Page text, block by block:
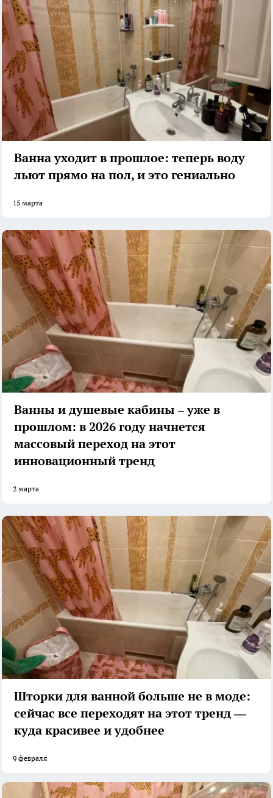
Ванна уходит в прошлое: теперь воду
льют прямо на пол, и это гениально
15 марта
Ванны и душевые кабины – уже в
прошлом: в 2026 году начнется
массовый переход на этот
инновационный тренд
2 марта
Шторки для ванной больше не в моде:
сейчас все переходят на этот тренд —
куда красивее и удобнее
9 февраля